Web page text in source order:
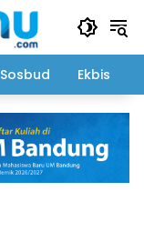
Sosbud Ekbis